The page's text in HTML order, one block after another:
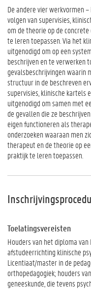
De andere vier werkvormen
volgen van supervisies,
om de theorie op de
te leren toepassen. Via het
uitgenodigd om op een
beschrijven en te verwerken
gevalsbeschrijvingen waarin
structuur in de beschreven
supervisies, klinische kartels
uitgenodigd om samen met
de gevallen die ze
eigen functioneren als
onderzoeken waaraan men
therapeut en de theorie op
praktijk te leren toepassen.
Toelatingsvereisten
Houders van het diploma
afstudeerrichting klinische
Licentiaat/master in de
orthopedagogiek; houders
geneeskunde, die tevens